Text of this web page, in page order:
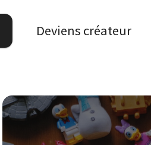
Deviens créateur